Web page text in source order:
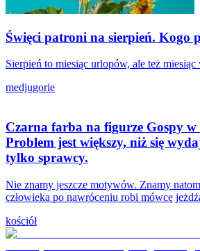
Święci patroni na sierpień. Kogo
Sierpień to miesiąc urlopów, ale też
medjugorie
Czarna farba na figurze Gospy
Problem jest większy, niż się
tylko sprawcy.
Nie znamy jeszcze motywów. Znamy
człowieka po nawróceniu robi mówcę
kościół